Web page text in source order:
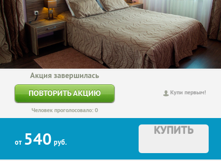
Купи первым!
Акция завершилась
ПОВТОРИТЬ АКЦИЮ
Человек проголосовало: 0
от 540 руб.
КУПИТЬ